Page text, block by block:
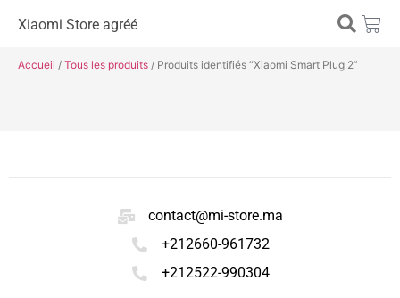
Xiaomi Store agréé
Accueil / Tous les produits / Produits identifiés “Xiaomi Smart Plug 2”
contact@mi-store.ma
+212660-961732
+212522-990304